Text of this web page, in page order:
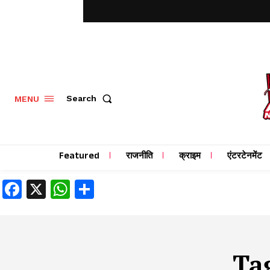
MENU Search
Featured राजनीति क्राइम एंटरटेनमेंट
Facebook
X WhatsApp